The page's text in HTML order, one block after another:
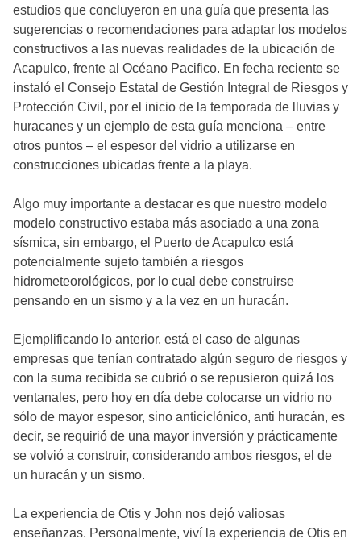
estudios que concluyeron en una guía que presenta las
sugerencias o recomendaciones para adaptar los modelos
constructivos a las nuevas realidades de la ubicación de
Acapulco, frente al Océano Pacifico. En fecha reciente se
instaló el Consejo Estatal de Gestión Integral de Riesgos y
Protección Civil, por el inicio de la temporada de lluvias y
huracanes y un ejemplo de esta guía menciona – entre
otros puntos – el espesor del vidrio a utilizarse en
construcciones ubicadas frente a la playa.
Algo muy importante a destacar es que nuestro modelo
modelo constructivo estaba más asociado a una zona
sísmica, sin embargo, el Puerto de Acapulco está
potencialmente sujeto también a riesgos
hidrometeorológicos, por lo cual debe construirse
pensando en un sismo y a la vez en un huracán.
Ejemplificando lo anterior, está el caso de algunas
empresas que tenían contratado algún seguro de riesgos y
con la suma recibida se cubrió o se repusieron quizá los
ventanales, pero hoy en día debe colocarse un vidrio no
sólo de mayor espesor, sino anticiclónico, anti huracán, es
decir, se requirió de una mayor inversión y prácticamente
se volvió a construir, considerando ambos riesgos, el de
un huracán y un sismo.
La experiencia de Otis y John nos dejó valiosas
enseñanzas. Personalmente, viví la experiencia de Otis en